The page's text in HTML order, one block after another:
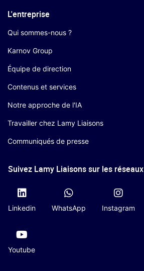
L'entreprise
Qui sommes-nous ?
Karnov Group
Équipe de direction
Contenus et services
Notre approche de l'IA
Travailler chez Lamy Liaisons
Communiqués de presse
Suivez Lamy Liaisons sur les réseaux
Linkedin WhatsApp Instagram
Youtube